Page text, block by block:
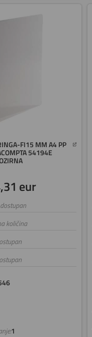
FI15 MM A4 PP
54194E
eur
količina
1